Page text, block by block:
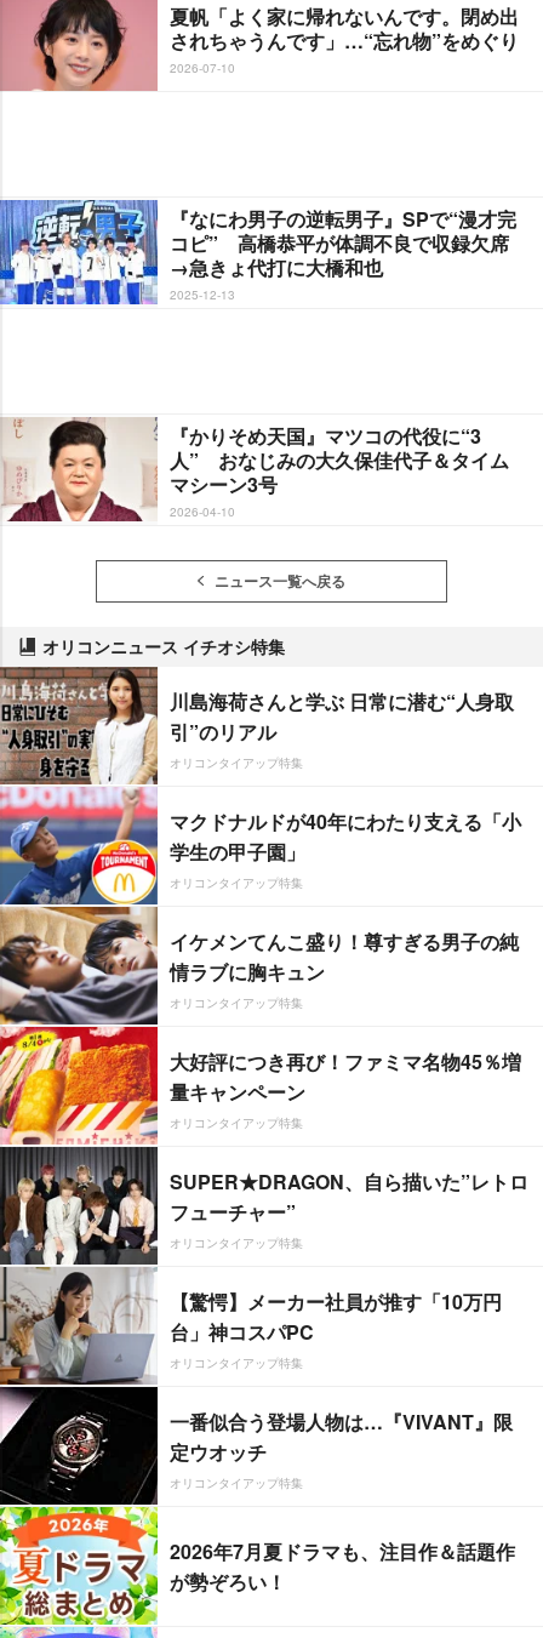
夏帆「よく家に帰れないんです。閉め出
されちゃうんです」…“忘れ物”をめぐり
2026-07-10
『なにわ男子の逆転男子』SPで“漫才完
コピ” 高橋恭平が体調不良で収録欠席
→急きょ代打に大橋和也
2025-12-13
『かりそめ天国』マツコの代役に“3
人” おなじみの大久保佳代子＆タイム
マシーン3号
2026-04-10
ニュース一覧へ戻る
オリコンニュース イチオシ特集
川島海荷さんと学ぶ 日常に潜む“人身取
引”のリアル
オリコンタイアップ特集
マクドナルドが40年にわたり支える「小
学生の甲子園」
オリコンタイアップ特集
イケメンてんこ盛り！尊すぎる男子の純
情ラブに胸キュン
オリコンタイアップ特集
大好評につき再び！ファミマ名物45％増
量キャンペーン
オリコンタイアップ特集
SUPER★DRAGON、自ら描いた”レトロ
フューチャー”
オリコンタイアップ特集
【驚愕】メーカー社員が推す「10万円
台」神コスパPC
オリコンタイアップ特集
一番似合う登場人物は…『VIVANT』限
定ウオッチ
オリコンタイアップ特集
2026年7月夏ドラマも、注目作＆話題作
が勢ぞろい！